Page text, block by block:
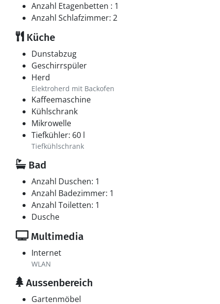
Anzahl Etagenbetten : 1
Anzahl Schlafzimmer: 2
Küche
Dunstabzug
Geschirrspüler
Herd
Elektroherd mit Backofen
Kaffeemaschine
Kühlschrank
Mikrowelle
Tiefkühler: 60 l
Tiefkühlschrank
Bad
Anzahl Duschen: 1
Anzahl Badezimmer: 1
Anzahl Toiletten: 1
Dusche
Multimedia
Internet
WLAN
Aussenbereich
Gartenmöbel